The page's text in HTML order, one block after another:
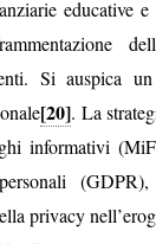
educative
Si auspica
[20]. La
informativi
(GDPR),
privacy